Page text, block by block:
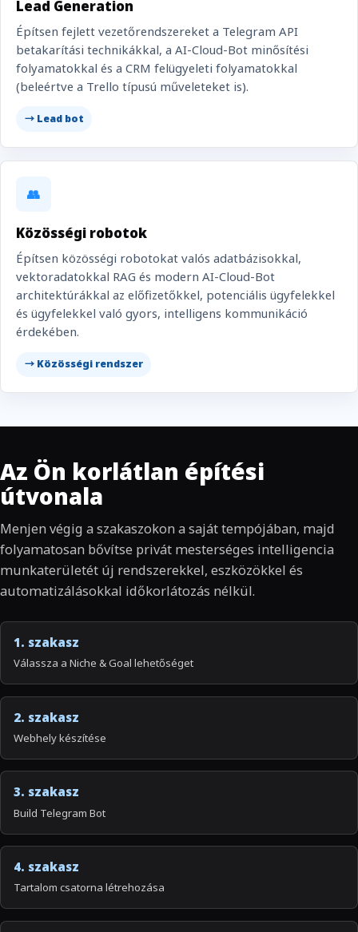
Lead Generation
Építsen fejlett vezetőrendszereket a Telegram API
betakarítási technikákkal, a AI-Cloud-Bot minősítési
folyamatokkal és a CRM felügyeleti folyamatokkal
(beleértve a Trello típusú műveleteket is).
→ Lead bot
👥
Közösségi robotok
Építsen közösségi robotokat valós adatbázisokkal,
vektoradatokkal RAG és modern AI-Cloud-Bot
architektúrákkal az előfizetőkkel, potenciális ügyfelekkel
és ügyfelekkel való gyors, intelligens kommunikáció
érdekében.
→ Közösségi rendszer
Az Ön korlátlan építési
útvonala
Menjen végig a szakaszokon a saját tempójában, majd
folyamatosan bővítse privát mesterséges intelligencia
munkaterületét új rendszerekkel, eszközökkel és
automatizálásokkal időkorlátozás nélkül.
1. szakasz
Válassza a Niche & Goal lehetőséget
2. szakasz
Webhely készítése
3. szakasz
Build Telegram Bot
4. szakasz
Tartalom csatorna létrehozása